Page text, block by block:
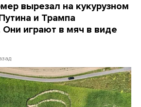
вырезал на кукурузном
и Трампа
Они играют в мяч в виде